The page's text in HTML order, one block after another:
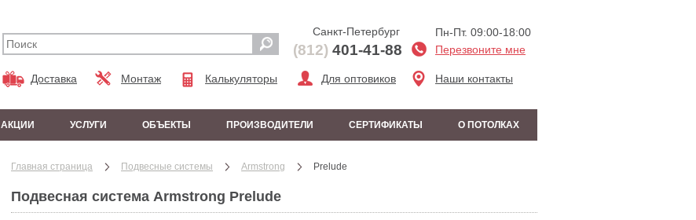
Доставка Монтаж Калькуляторы Для оптовиков
Пн-Пт. 09:00-18:00
Перезвоните мне
Наши контакты
Санкт-Петербург
(812) 401-41-88
АКЦИИ УСЛУГИ ОБЪЕКТЫ ПРОИЗВОДИТЕЛИ СЕРТИФИКАТЫ О ПОТОЛКАХ
Главная страница Подвесные системы Armstrong Prelude
Подвесная система Armstrong Prelude